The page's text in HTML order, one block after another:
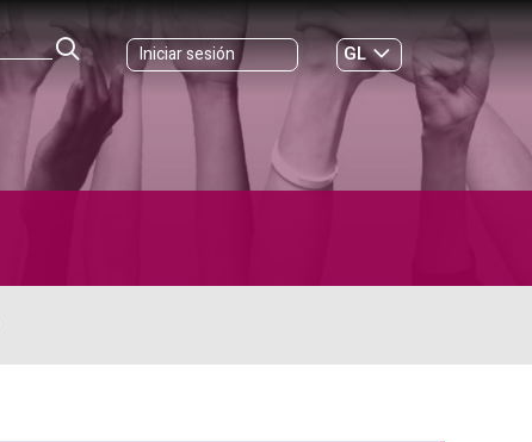
Iniciar sesión
GL
ES|